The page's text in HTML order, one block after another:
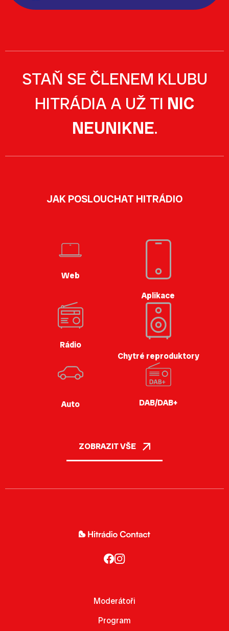
STAŇ SE ČLENEM KLUBU
HITRÁDIA A UŽ TI NIC
NEUNIKNE.
JAK POSLOUCHAT HITRÁDIO
Web
Aplikace
Rádio
Chytré reproduktory
Auto DAB/DAB+
ZOBRAZIT VŠE
Moderátoři
Program